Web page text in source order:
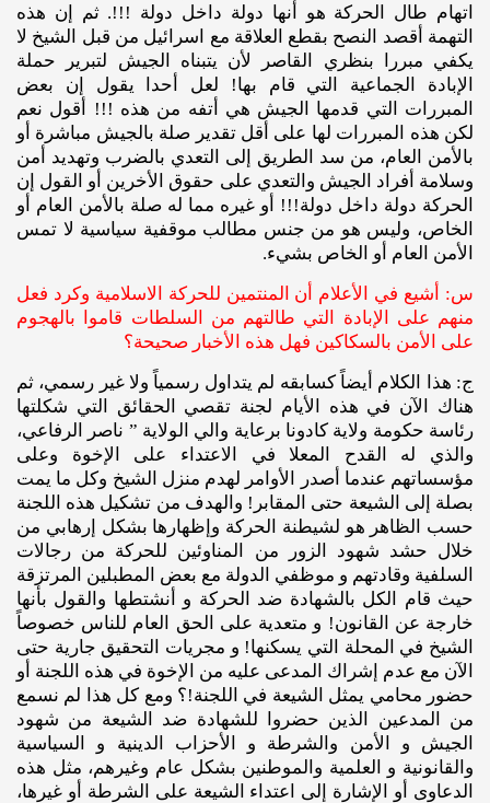
اتهام طال الحركة هو أنها دولة داخل دولة !!!. ثم إن هذه
التهمة أقصد النصح بقطع العلاقة مع اسرائيل من قبل الشيخ لا
يكفي مبررا بنظري القاصر لأن يتبناه الجيش لتبرير حملة
الإبادة الجماعية التي قام بها! لعل أحدا يقول إن بعض
المبررات التي قدمها الجيش هي أتفه من هذه !!! أقول نعم
لكن هذه المبررات لها على أقل تقدير صلة بالجيش مباشرة أو
بالأمن العام، من سد الطريق إلى التعدي بالضرب وتهديد أمن
وسلامة أفراد الجيش والتعدي على حقوق الأخرين أو القول إن
الحركة دولة داخل دولة!!! أو غيره مما له صلة بالأمن العام أو
الخاص، وليس هو من جنس مطالب موقفية سياسية لا تمس
الأمن العام أو الخاص بشيء.
س: أشيع في الأعلام أن المنتمين للحركة الاسلامية وكرد فعل
منهم على الإبادة التي طالتهم من السلطات قاموا بالهجوم
على الأمن بالسكاكين فهل هذه الأخبار صحيحة؟
ج: هذا الكلام أيضاً كسابقه لم يتداول رسمياً ولا غير رسمي، ثم
هناك الآن في هذه الأيام لجنة تقصي الحقائق التي شكلتها
رئاسة حكومة ولاية كادونا برعاية والي الولاية ” ناصر الرفاعي،
والذي له القدح المعلا في الاعتداء على الإخوة وعلى
مؤسساتهم عندما أصدر الأوامر لهدم منزل الشيخ وكل ما يمت
بصلة إلى الشيعة حتى المقابر! والهدف من تشكيل هذه اللجنة
حسب الظاهر هو لشيطنة الحركة وإظهارها بشكل إرهابي من
خلال حشد شهود الزور من المناوئين للحركة من رجالات
السلفية وقادتهم و موظفي الدولة مع بعض المطبلين المرتزقة
حيث قام الكل بالشهادة ضد الحركة و أنشتطها والقول بأنها
خارجة عن القانون! و متعدية على الحق العام للناس خصوصاً
الشيخ في المحلة التي يسكنها! و مجريات التحقيق جارية حتى
الآن مع عدم إشراك المدعى عليه من الإخوة في هذه اللجنة أو
حضور محامي يمثل الشيعة في اللجنة!؟ ومع كل هذا لم نسمع
من المدعين الذين حضروا للشهادة ضد الشيعة من شهود
الجيش و الأمن والشرطة و الأحزاب الدينية و السياسية
والقانونية و العلمية والموطنين بشكل عام وغيرهم، مثل هذه
الدعاوى أو الإشارة إلى اعتداء الشيعة على الشرطة أو غيرها،